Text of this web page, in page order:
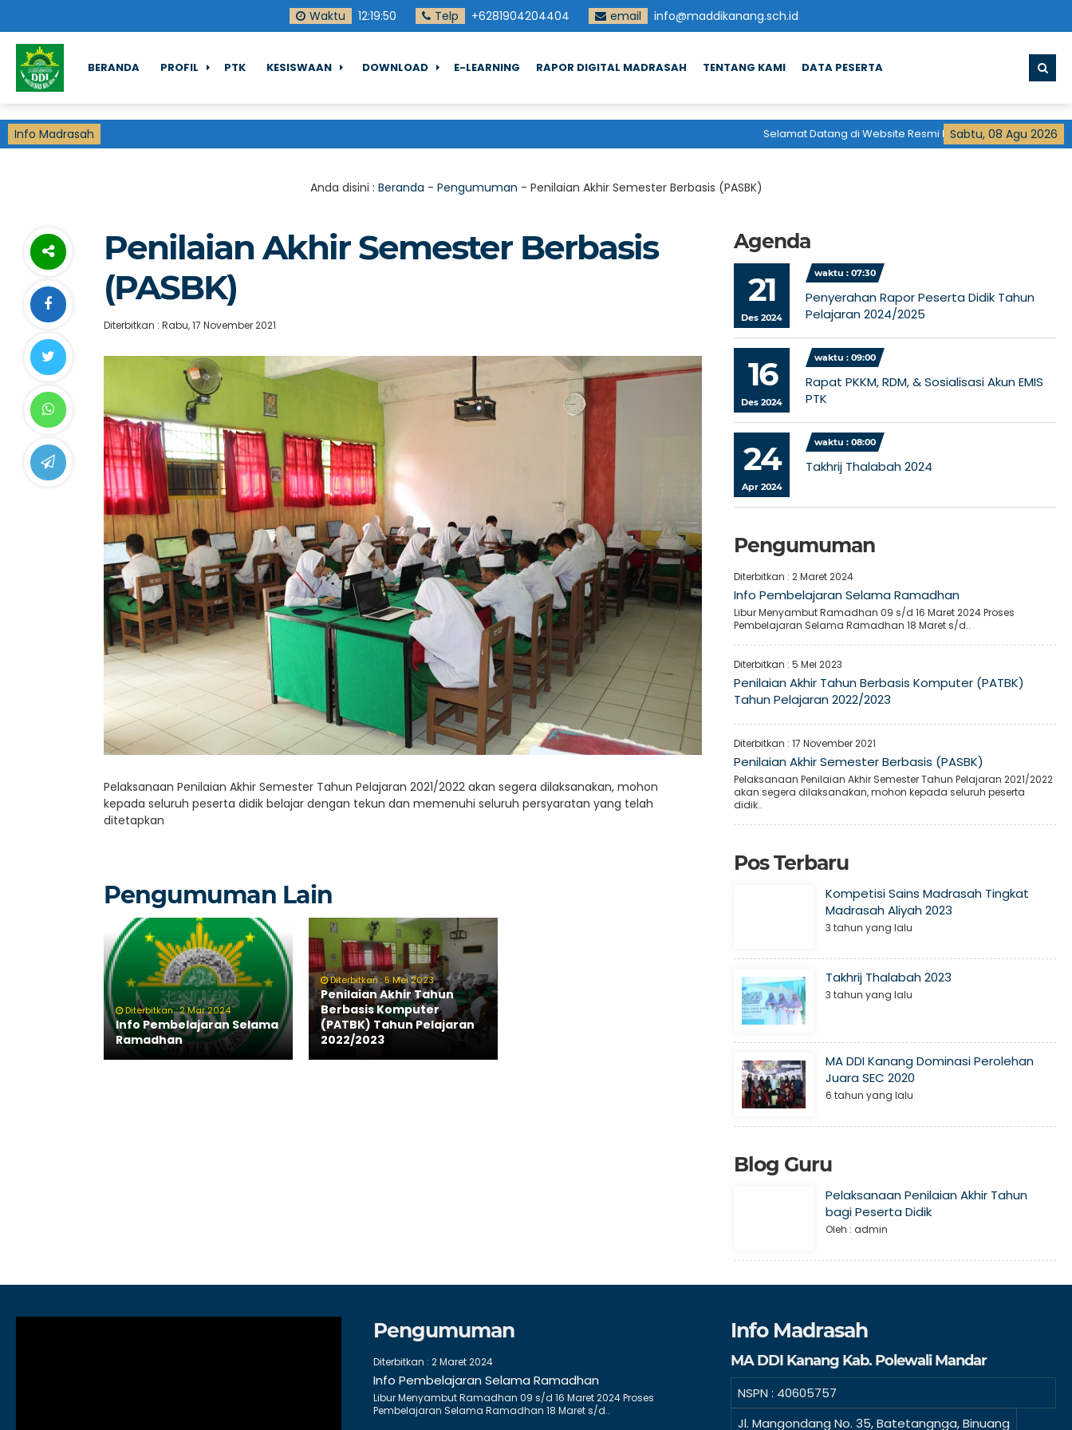
Waktu 12:19:51 Telp +6281904204404 email info@maddikanang.sch.id
BERANDA PROFIL PTK KESISWAAN DOWNLOAD E-LEARNING RAPOR DIGITAL MADRASAH TENTANG KAMI DATA PESERTA
Info Madrasah Sabtu, 08 Agu 2026
Selamat Datang di Website ResmiMadrasah AliyahPondok
Anda disini : Beranda - Pengumuman - Penilaian Akhir Semester Berbasis (PASBK)
Penilaian Akhir Semester Berbasis
(PASBK)
Diterbitkan : Rabu, 17 November 2021
Pelaksanaan Penilaian Akhir Semester Tahun Pelajaran 2021/2022 akan segera dilaksanakan, mohon
kepada seluruh peserta didik belajar dengan tekun dan memenuhi seluruh persyaratan yang telah
ditetapkan
Pengumuman Lain
Diterbitkan : 2 Mar 2024
Info Pembelajaran Selama
Ramadhan
Diterbitkan : 5 Mei 2023
Penilaian Akhir Tahun
Berbasis Komputer
(PATBK) Tahun Pelajaran
2022/2023
Agenda
21
Des 2024
waktu : 07:30
Penyerahan Rapor Peserta Didik Tahun
Pelajaran 2024/2025
16
Des 2024
waktu : 09:00
Rapat PKKM, RDM, & Sosialisasi Akun EMIS
PTK
24
Apr 2024
waktu : 08:00
Takhrij Thalabah 2024
Pengumuman
Diterbitkan :2 Maret 2024
Info Pembelajaran Selama Ramadhan
Libur Menyambut Ramadhan 09 s/d 16 Maret 2024 Proses
Pembelajaran Selama Ramadhan 18 Maret s/d..
Diterbitkan :5 Mei 2023
Penilaian Akhir Tahun Berbasis Komputer (PATBK)
Tahun Pelajaran 2022/2023
Diterbitkan :17 November 2021
Penilaian Akhir Semester Berbasis (PASBK)
Pelaksanaan Penilaian Akhir Semester Tahun Pelajaran 2021/2022
akan segera dilaksanakan, mohon kepada seluruh peserta
didik..
Pos Terbaru
Kompetisi Sains Madrasah Tingkat
Madrasah Aliyah 2023
3 tahun yang lalu
Takhrij Thalabah 2023
3 tahun yang lalu
MA DDI Kanang Dominasi Perolehan
Juara SEC 2020
6 tahun yang lalu
Blog Guru
Pelaksanaan Penilaian Akhir Tahun
bagi Peserta Didik
Oleh : admin
Pengumuman
Diterbitkan : 2 Maret 2024
Info Pembelajaran Selama Ramadhan
Libur Menyambut Ramadhan 09 s/d 16 Maret 2024 Proses
Pembelajaran Selama Ramadhan 18 Maret s/d..
Info Madrasah
MA DDI Kanang Kab. Polewali Mandar
NSPN : 40605757
Jl. Mangondang No. 35, Batetangnga, Binuang